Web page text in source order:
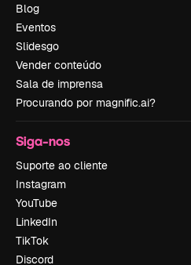
Blog
Eventos
Slidesgo
Vender conteúdo
Sala de imprensa
Procurando por magnific.ai?
Siga-nos
Suporte ao cliente
Instagram
YouTube
LinkedIn
TikTok
Discord